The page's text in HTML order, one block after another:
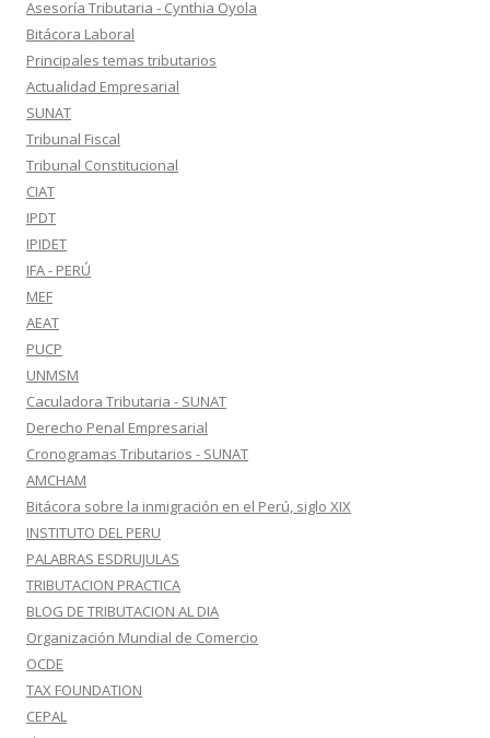
Asesoría Tributaria - Cynthia Oyola
Bitácora Laboral
Principales temas tributarios
Actualidad Empresarial
SUNAT
Tribunal Fiscal
Tribunal Constitucional
CIAT
IPDT
IPIDET
IFA - PERÚ
MEF
AEAT
PUCP
UNMSM
Caculadora Tributaria - SUNAT
Derecho Penal Empresarial
Cronogramas Tributarios - SUNAT
AMCHAM
Bitácora sobre la inmigración en el Perú, siglo XIX
INSTITUTO DEL PERU
PALABRAS ESDRUJULAS
TRIBUTACION PRACTICA
BLOG DE TRIBUTACION AL DIA
Organización Mundial de Comercio
OCDE
TAX FOUNDATION
CEPAL